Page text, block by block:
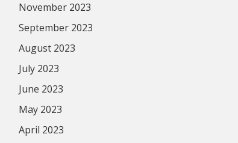
November 2023
September 2023
August 2023
July 2023
June 2023
May 2023
April 2023